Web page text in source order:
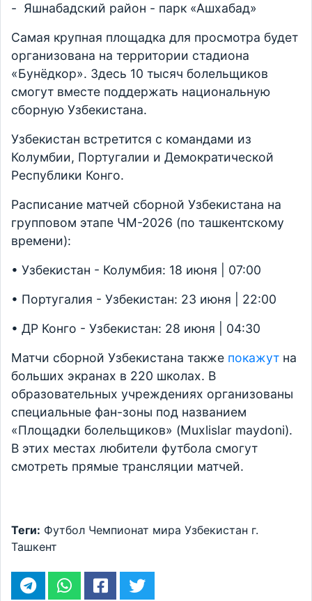
- Яшнабадский район - парк «Ашхабад»
Самая крупная площадка для просмотра будет
организована на территории стадиона
«Бунёдкор». Здесь 10 тысяч болельщиков
смогут вместе поддержать национальную
сборную Узбекистана.
Узбекистан встретится с командами из
Колумбии, Португалии и Демократической
Республики Конго.
Расписание матчей сборной Узбекистана на
групповом этапе ЧМ-2026 (по ташкентскому
времени):
• Узбекистан - Колумбия: 18 июня | 07:00
• Португалия - Узбекистан: 23 июня | 22:00
• ДР Конго - Узбекистан: 28 июня | 04:30
Матчи сборной Узбекистана также покажут на
больших экранах в 220 школах. В
образовательных учреждениях организованы
специальные фан-зоны под названием
«Площадки болельщиков» (Muxlislar maydoni).
В этих местах любители футбола смогут
смотреть прямые трансляции матчей.
Теги: Футбол Чемпионат мира Узбекистан г.
Ташкент